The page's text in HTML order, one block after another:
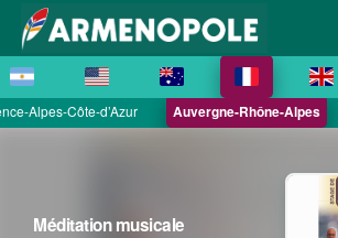
Alpes-Côte-d’Azur Auvergne-Rhône-Alpes
Méditation musicale